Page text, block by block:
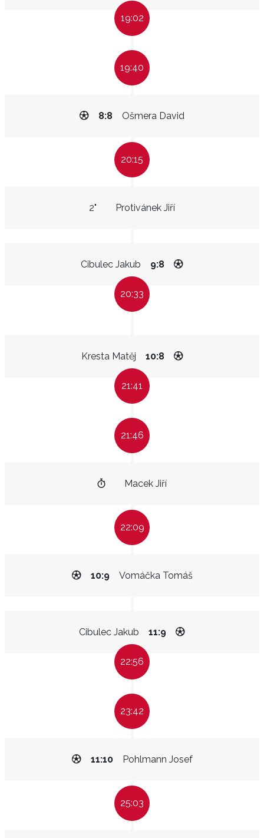
19:02
19:40
Ošmera David
8:8
20:15
Protivánek Jiří
2"
Cibulec Jakub 9:8
20:33
Kresta Matěj 10:8
21:41
21:46
Macek Jiří
22:09
Vomáčka Tomáš
10:9
Cibulec Jakub 11:9
22:56
23:42
Pohlmann Josef
11:10
25:03